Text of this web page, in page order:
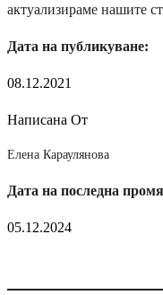
актуализираме нашите
Дата на публикуване:
08.12.2021
Написана От
Елена Караулянова
Дата на последна
05.12.2024